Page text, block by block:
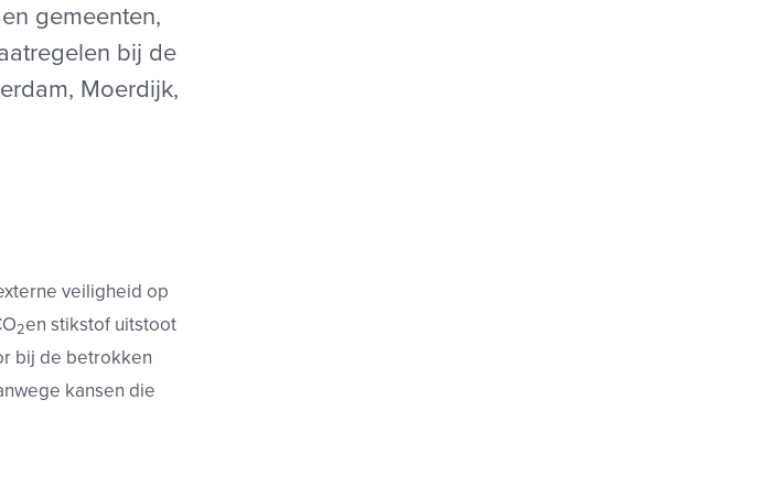
gemeenten,
bij de
Moerdijk,
veiligheid op
2en stikstof uitstoot
bij de betrokken
kansen die